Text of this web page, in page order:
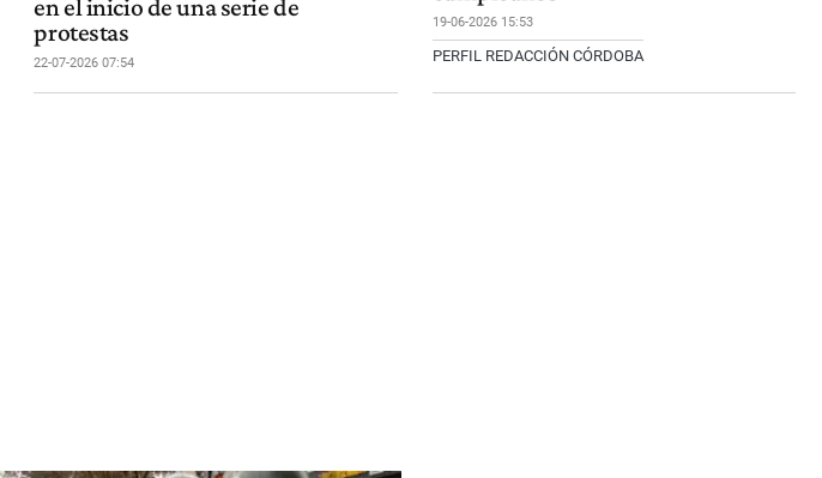
en el inicio de una serie de
protestas
22-07-2026 07:54
19-06-2026 15:53
PERFIL REDACCIÓN CÓRDOBA